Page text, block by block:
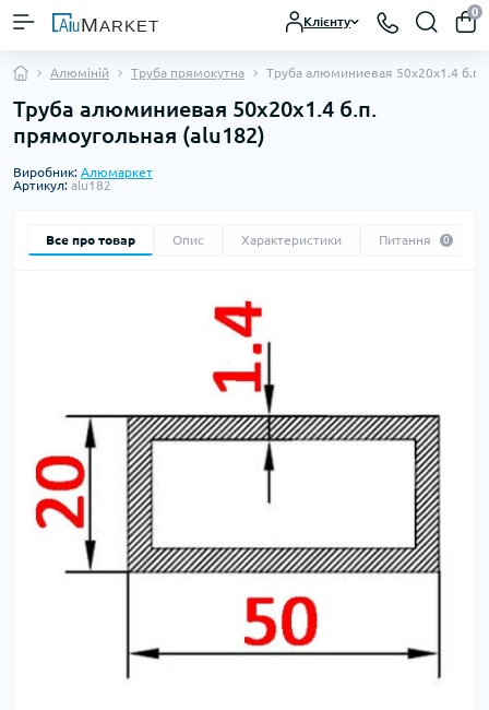
Клієнту
0
Алюміній Труба прямокутна Труба алюминиевая 50х20х1.4 б.п.
Труба алюминиевая 50х20х1.4 б.п.
прямоугольная (alu182)
Виробник: Алюмаркет
Артикул: alu182
Все про товар Опис Характеристики Питання 0